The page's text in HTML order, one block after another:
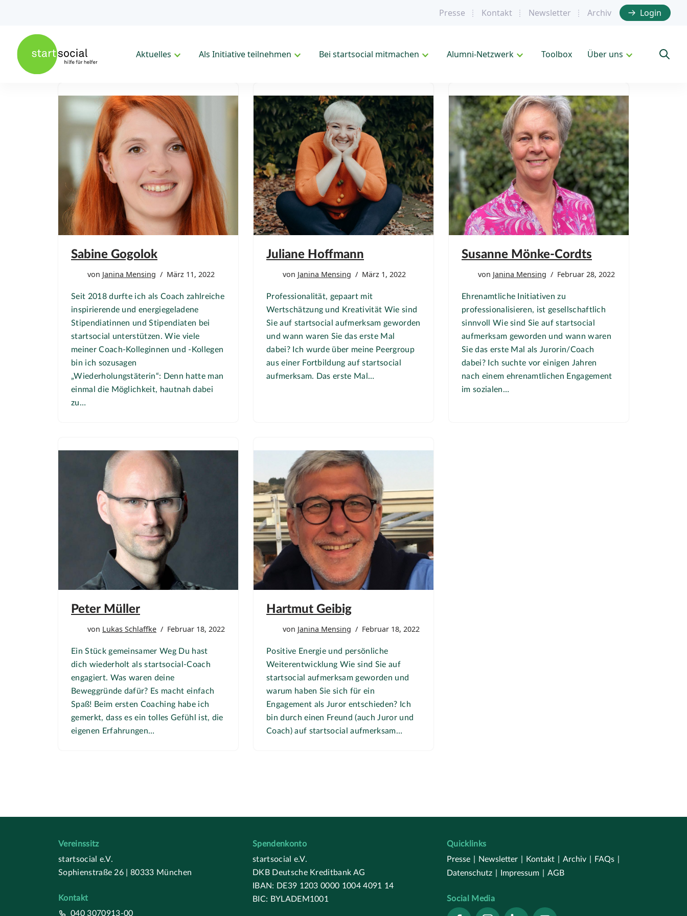
Presse Kontakt Newsletter Archiv Login
Aktuelles Als Initiative teilnehmen Bei startsocial mitmachen Alumni-Netzwerk Toolbox Über uns
Sabine Gogolok
von Janina Mensing März 11, 2022
Seit 2018 durfte ich als Coach zahlreiche
inspirierende und energiegeladene
Stipendiatinnen und Stipendiaten bei
startsocial unterstützen. Wie viele
meiner Coach-Kolleginnen und -Kollegen
bin ich sozusagen
„Wiederholungstäterin“: Denn hatte man
einmal die Möglichkeit, hautnah dabei
zu…
Juliane Hoffmann
von Janina Mensing März 1, 2022
Professionalität, gepaart mit
Wertschätzung und Kreativität Wie sind
Sie auf startsocial aufmerksam geworden
und wann waren Sie das erste Mal
dabei? Ich wurde über meine Peergroup
aus einer Fortbildung auf startsocial
aufmerksam. Das erste Mal…
Susanne Mönke-Cordts
von Janina Mensing Februar 28, 2022
Ehrenamtliche Initiativen zu
professionalisieren, ist gesellschaftlich
sinnvoll Wie sind Sie auf startsocial
aufmerksam geworden und wann waren
Sie das erste Mal als Jurorin/Coach
dabei? Ich suchte vor einigen Jahren
nach einem ehrenamtlichen Engagement
im sozialen…
Peter Müller
von Lukas Schlaffke Februar 18, 2022
Ein Stück gemeinsamer Weg Du hast
dich wiederholt als startsocial-Coach
engagiert. Was waren deine
Beweggründe dafür? Es macht einfach
Spaß! Beim ersten Coaching habe ich
gemerkt, dass es ein tolles Gefühl ist, die
eigenen Erfahrungen…
Hartmut Geibig
von Janina Mensing Februar 18, 2022
Positive Energie und persönliche
Weiterentwicklung Wie sind Sie auf
startsocial aufmerksam geworden und
warum haben Sie sich für ein
Engagement als Juror entschieden? Ich
bin durch einen Freund (auch Juror und
Coach) auf startsocial aufmerksam…
Vereinssitz
startsocial e.V.
Sophienstraße 26 | 80333 München
Kontakt
040 3070913-00
Spendenkonto
startsocial e.V.
DKB Deutsche Kreditbank AG
IBAN: DE39 1203 0000 1004 4091 14
BIC: BYLADEM1001
Quicklinks
Presse
Newsletter Kontakt Archiv FAQs
Datenschutz
Impressum AGB
Social Media